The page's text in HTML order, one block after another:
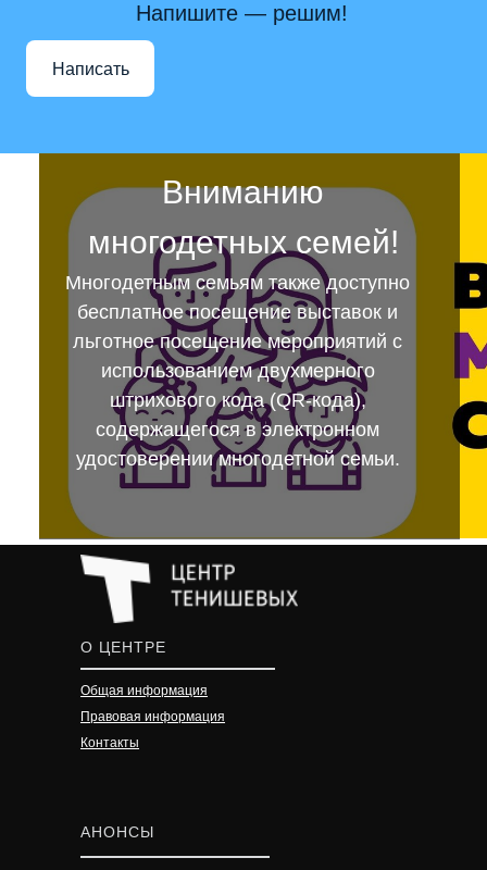
Напишите — решим!
Написать
Вниманию
многодетных семей!
Многодетным семьям также доступно
бесплатное посещение выставок и
льготное посещение мероприятий с
использованием двухмерного
штрихового кода (QR-кода),
содержащегося в электронном
удостоверении многодетной семьи.
О ЦЕНТРЕ
Общая информация
Правовая информация
Контакты
АНОНСЫ